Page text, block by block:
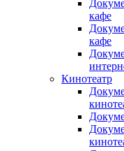
кафе
кафе
Кинотеатр